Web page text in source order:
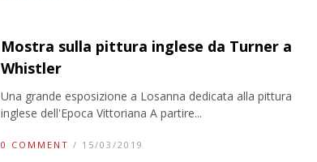
Mostra sulla pittura inglese da Turner a
Whistler
Una grande esposizione a Losanna dedicata alla pittura
inglese dell'Epoca Vittoriana A partire...
0 COMMENT / 15/03/2019